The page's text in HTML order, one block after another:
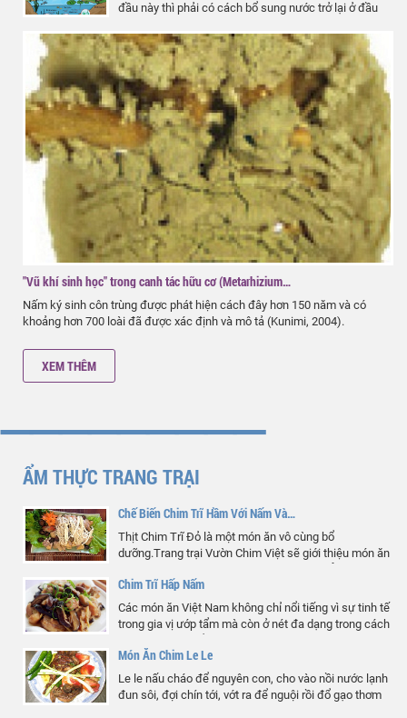
đầu này thì phải có cách bổ sung nước trở lại ở đầu
kiệt nước. Khi chúng ta trồng cây rồi…
"Vũ khí sinh học" trong canh tác hữu cơ (Metarhizium…
Nấm ký sinh côn trùng được phát hiện cách đây hơn 150 năm và có
khoảng hơn 700 loài đã được xác định và mô tả (Kunimi, 2004).
XEM THÊM
ẨM THỰC TRANG TRẠI
Chế Biến Chim Trĩ Hầm Với Nấm Và…
Thịt Chim Trĩ Đỏ là một món ăn vô cùng bổ
dưỡng.Trang trại Vườn Chim Việt sẽ giới thiệu món ăn
đây là các bước và các nguyên liệu chuẩn bị:
Chim Trĩ Hấp Nấm
Các món ăn Việt Nam không chỉ nổi tiếng vì sự tinh tế
trong gia vị ướp tẩm mà còn ở nét đa dạng trong cách
thanh mát như nấm, rong biển sẽ đem lại…
Món Ăn Chim Le Le
Le le nấu cháo để nguyên con, cho vào nồi nước lạnh
đun sôi, đợi chín tới, vớt ra để nguội rồi đổ gạo thơm